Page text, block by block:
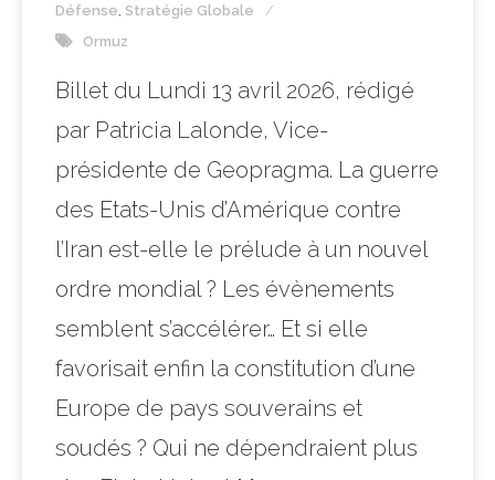
Défense Stratégie Globale
Ormuz
Billet du Lundi 13 avril 2026, rédigé
par Patricia Lalonde, Vice-
présidente de Geopragma. La guerre
des Etats-Unis d’Amérique contre
l’Iran est-elle le prélude à un nouvel
ordre mondial ? Les évènements
semblent s’accélérer… Et si elle
favorisait enfin la constitution d’une
Europe de pays souverains et
soudés ? Qui ne dépendraient plus